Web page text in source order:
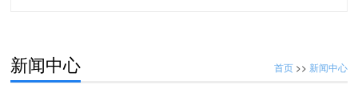
首页>> 新闻中心
新闻中心